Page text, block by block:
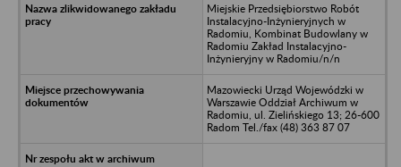
Miejskie Przedsiębiorstwo Robót
Instalacyjno-Inżynieryjnych w
Radomiu, Kombinat Budowlany w
Radomiu Zakład Instalacyjno-
Inżynieryjny w Radomiu/n/n
Mazowiecki Urząd Wojewódzki w
Warszawie Oddział Archiwum w
Radomiu, ul. Zielińskiego 13; 26-600
Radom Tel./fax (48) 363 87 07